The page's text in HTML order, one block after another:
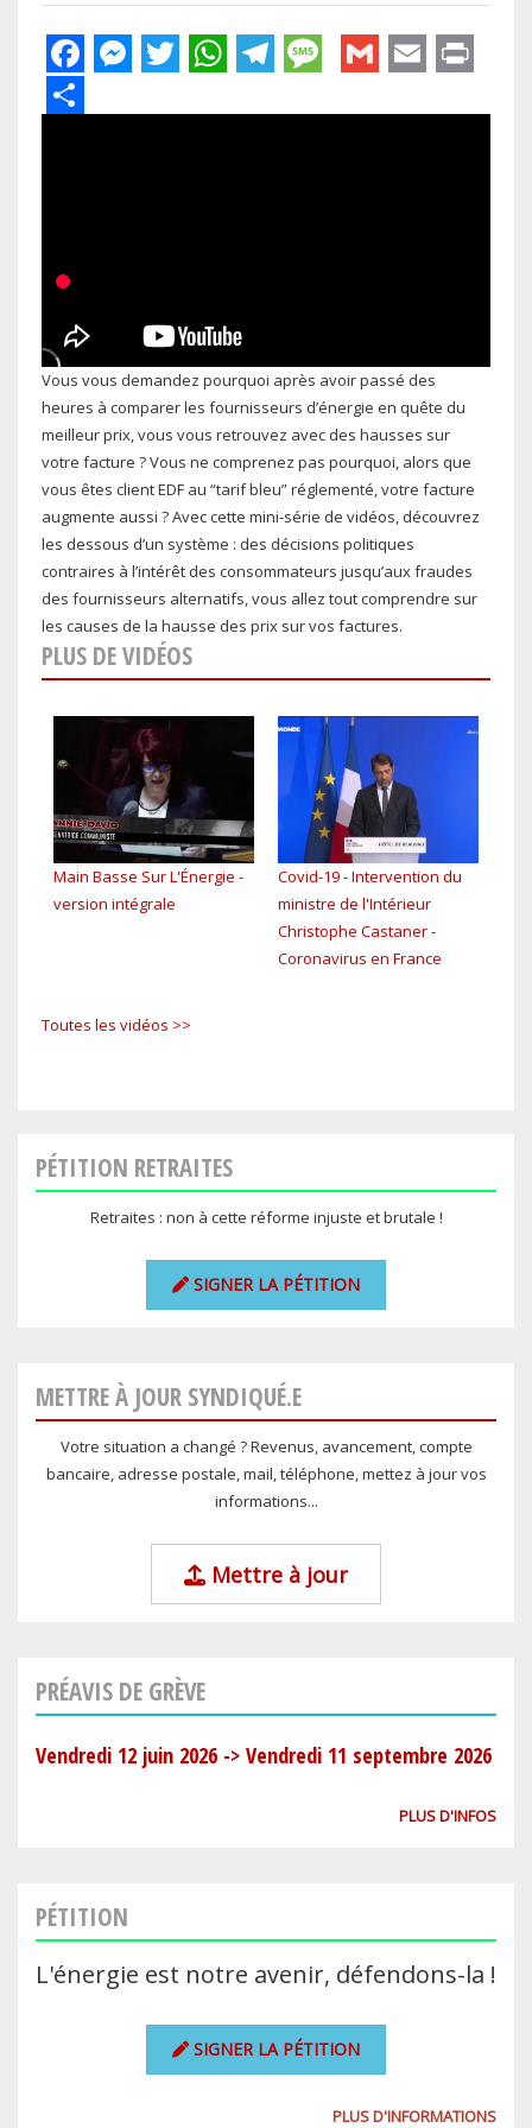
Facebook
Messenger
Twitter
WhatsApp
Telegram
Message
Gmail
Email
Vous vous demandez pourquoi après avoir passé des
heures à comparer les fournisseurs d’énergie en quête du
meilleur prix, vous vous retrouvez avec des hausses sur
votre facture ? Vous ne comprenez pas pourquoi, alors que
vous êtes client EDF au “tarif bleu” réglementé, votre facture
augmente aussi ? Avec cette mini-série de vidéos, découvrez
les dessous d’un système : des décisions politiques
contraires à l’intérêt des consommateurs jusqu’aux fraudes
des fournisseurs alternatifs, vous allez tout comprendre sur
les causes de la hausse des prix sur vos factures.
PLUS DE VIDÉOS
Main Basse Sur L'Énergie -
version intégrale
Covid-19 - Intervention du
ministre de l'Intérieur
Christophe Castaner -
Coronavirus en France
Toutes les vidéos >>
PÉTITION RETRAITES
Retraites : non à cette réforme injuste et brutale !
SIGNER LA PÉTITION
METTRE À JOUR SYNDIQUÉ.E
Votre situation a changé ? Revenus, avancement, compte
bancaire, adresse postale, mail, téléphone, mettez à jour vos
informations...
Mettre à jour
PRÉAVIS DE GRÈVE
Vendredi 12 juin 2026 -> Vendredi 11 septembre 2026
PLUS D'INFOS
PÉTITION
L'énergie est notre avenir, défendons-la !
SIGNER LA PÉTITION
PLUS D'INFORMATIONS